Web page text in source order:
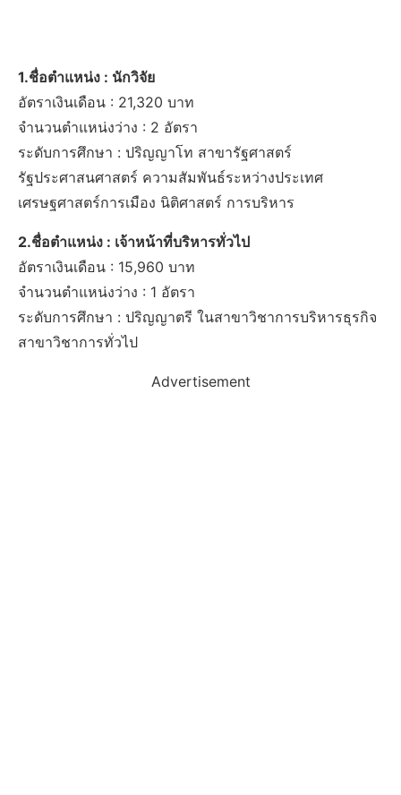
1.ชื่อตำแหน่ง : นักวิจัย
อัตราเงินเดือน : 21,320 บาท
จำนวนตำแหน่งว่าง : 2 อัตรา
ระดับการศึกษา : ปริญญาโท สาขารัฐศาสตร์
รัฐประศาสนศาสตร์ ความสัมพันธ์ระหว่างประเทศ
เศรษฐศาสตร์การเมือง นิติศาสตร์ การบริหาร
2.ชื่อตำแหน่ง : เจ้าหน้าที่บริหารทั่วไป
อัตราเงินเดือน : 15,960 บาท
จำนวนตำแหน่งว่าง : 1 อัตรา
ระดับการศึกษา : ปริญญาตรี ในสาขาวิชาการบริหารธุรกิจ
สาขาวิชาการทั่วไป
Advertisement